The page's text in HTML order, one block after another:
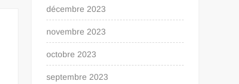
décembre 2023
novembre 2023
octobre 2023
septembre 2023